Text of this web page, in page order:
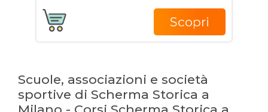
Scopri
Scuole, associazioni e società
sportive di Scherma Storica a